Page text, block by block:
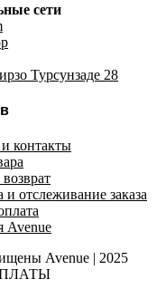
сети
Турсунзаде 28
контакты
и отслеживание заказа
Avenue
Avenue | 2025